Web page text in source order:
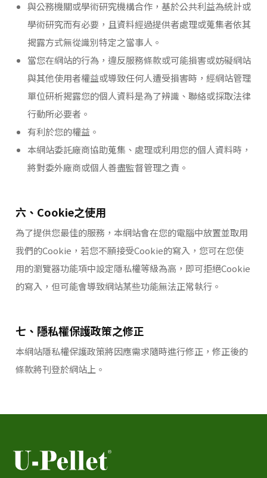
與公務機關或學術研究機構合作，基於公共利益為統計或
學術研究而有必要，且資料經過提供者處理或蒐集者依其
揭露方式無從識別特定之當事人。
當您在網站的行為，違反服務條款或可能損害或妨礙網站
與其他使用者權益或導致任何人遭受損害時，經網站管理
單位研析揭露您的個人資料是為了辨識、聯絡或採取法律
行動所必要者。
有利於您的權益。
本網站委託廠商協助蒐集、處理或利用您的個人資料時，
將對委外廠商或個人善盡監督管理之責。
六、Cookie之使用
為了提供您最佳的服務，本網站會在您的電腦中放置並取用
我們的Cookie，若您不願接受Cookie的寫入，您可在您使
用的瀏覽器功能項中設定隱私權等級為高，即可拒絕Cookie
的寫入，但可能會導致網站某些功能無法正常執行。
七、隱私權保護政策之修正
本網站隱私權保護政策將因應需求隨時進行修正，修正後的
條款將刊登於網站上。